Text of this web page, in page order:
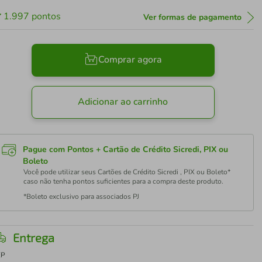
1.997 pontos Ver formas de pagamento
Comprar agora
Adicionar ao carrinho
Pague com Pontos + Cartão de Crédito Sicredi, PIX ou
Boleto
Você pode utilizar seus Cartões de Crédito Sicredi , PIX ou Boleto*
caso não tenha pontos suficientes para a compra deste produto.
*Boleto exclusivo para associados PJ
Entrega